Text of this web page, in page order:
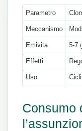
Parametro
Meccanismo
Emivita 5-7
Effetti
Uso
Consumo